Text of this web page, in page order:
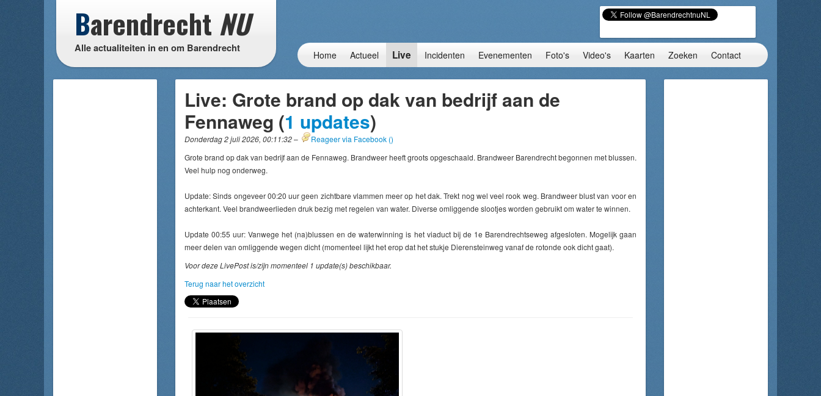
Barendrecht NU
Alle actualiteiten in en om Barendrecht
Home Actueel Live Incidenten Evenementen Foto's Video's Kaarten Zoeken Contact
Live: Grote brand op dak van bedrijf aan de
Fennaweg (1 updates)
Donderdag 2 juli 2026, 00:11:32– Reageer via Facebook ()
Grote brand op dak van bedrijf aan de Fennaweg. Brandweer heeft groots opgeschaald. Brandweer Barendrecht begonnen met blussen.
Veel hulp nog onderweg.
Update: Sinds ongeveer 00:20 uur geen zichtbare vlammen meer op het dak. Trekt nog wel veel rook weg. Brandweer blust van voor en
achterkant. Veel brandweerlieden druk bezig met regelen van water. Diverse omliggende slootjes worden gebruikt om water te winnen.
Update 00:55 uur: Vanwege het (na)blussen en de waterwinning is het viaduct bij de 1e Barendrechtseweg afgesloten. Mogelijk gaan
meer delen van omliggende wegen dicht (momenteel lijkt het erop dat het stukje Dierensteinweg vanaf de rotonde ook dicht gaat).
Voor deze LivePost is/zijn momenteel 1 update(s) beschikbaar.
Terug naar het overzicht